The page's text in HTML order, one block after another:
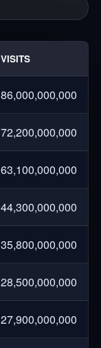
VISITS
86,000,000,000
72,200,000,000
63,100,000,000
44,300,000,000
35,800,000,000
28,500,000,000
27,900,000,000